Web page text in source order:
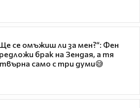
се омъжиш ли за мен?“: Фен
брак на Зендая, а тя
само с три думи😅